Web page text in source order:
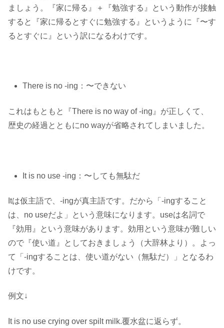
ましょう。『家に帰る』＋『勉強する』という動作が接触
すると『家に帰るとすぐに勉強する』というように『〜す
るとすぐに』という訳になるわけです。
There is no -ing：〜できない
これはもともと『There is no way of -ing』が正しくて、
歴史の経過とともにno wayが省略されてしまいました。
It is no use -ing：〜しても無駄だ
Itは仮主語で、-ingが真主語です。だから「-ingすること
は、no useだよ」という意味になります。useは名詞で
『効用』という意味があります。効用という意味が難しい
ので『使い道』としておきましょう（大辞林より）。よっ
て「-ingすることは、使い道がない（無駄だ）」となるわ
けです。
例文↓
It is no use crying over spilt milk.覆水盆に返らず。